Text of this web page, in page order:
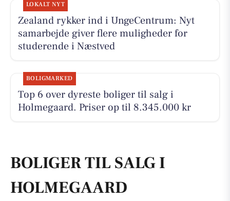
LOKALT NYT
Zealand rykker ind i UngeCentrum: Nyt
samarbejde giver flere muligheder for
studerende i Næstved
BOLIGMARKED
Top 6 over dyreste boliger til salg i
Holmegaard. Priser op til 8.345.000 kr
BOLIGER TIL SALG I
HOLMEGAARD